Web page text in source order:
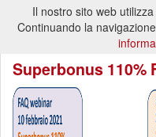
Superbonus 110%
Il nostro sito web
Continuando la